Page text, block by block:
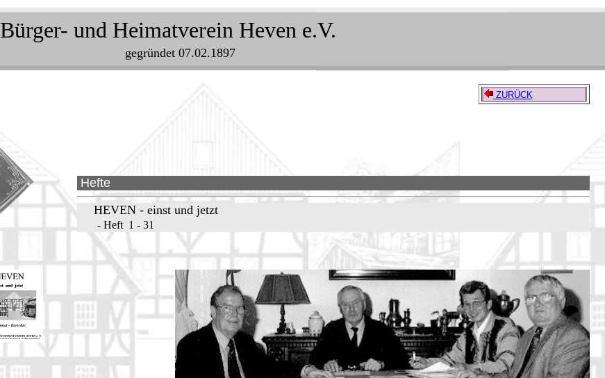
Bürger- und Heimatverein Heven e.V.
gegründet 07.02.1897
ZURÜCK
Hefte
HEVEN - einst und jetzt
- Heft 1 - 31